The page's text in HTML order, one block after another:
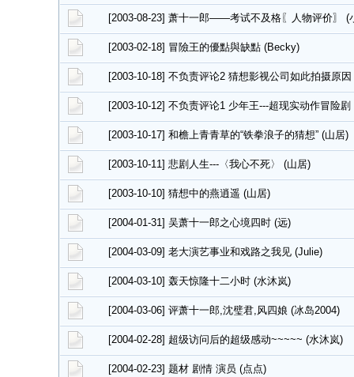
[2003-08-23] 萧十一郎——考试不及格〖人物评价〗 (
[2003-02-18] 冒險王的優點與缺點 (Becky)
[2003-10-18] 不负责评论2 猜想影视公司如此拍摄原因
[2003-10-12] 不负责评论1 少年王---超现实动作冒险剧
[2003-10-17] 和檐上青青草的“铁拳浪子的猜想” (山居)
[2003-10-11] 悲剧人生---〈我心不死〉 (山居)
[2003-10-10] 猜想中的燕逍遥 (山居)
[2004-01-31] 吴萧十一郎之心境四时 (远)
[2004-03-09] 老大演艺事业和戏路之我见 (Julie)
[2004-03-10] 轰天惊隆十二小时 (水沐岚)
[2004-03-06] 评萧十一郎,沈璧君,风四娘 (冰岛2004)
[2004-02-28] 超级访问后的超级感动~~~~~ (水沐岚)
[2004-02-23] 题材 剧情 演员 (点点)